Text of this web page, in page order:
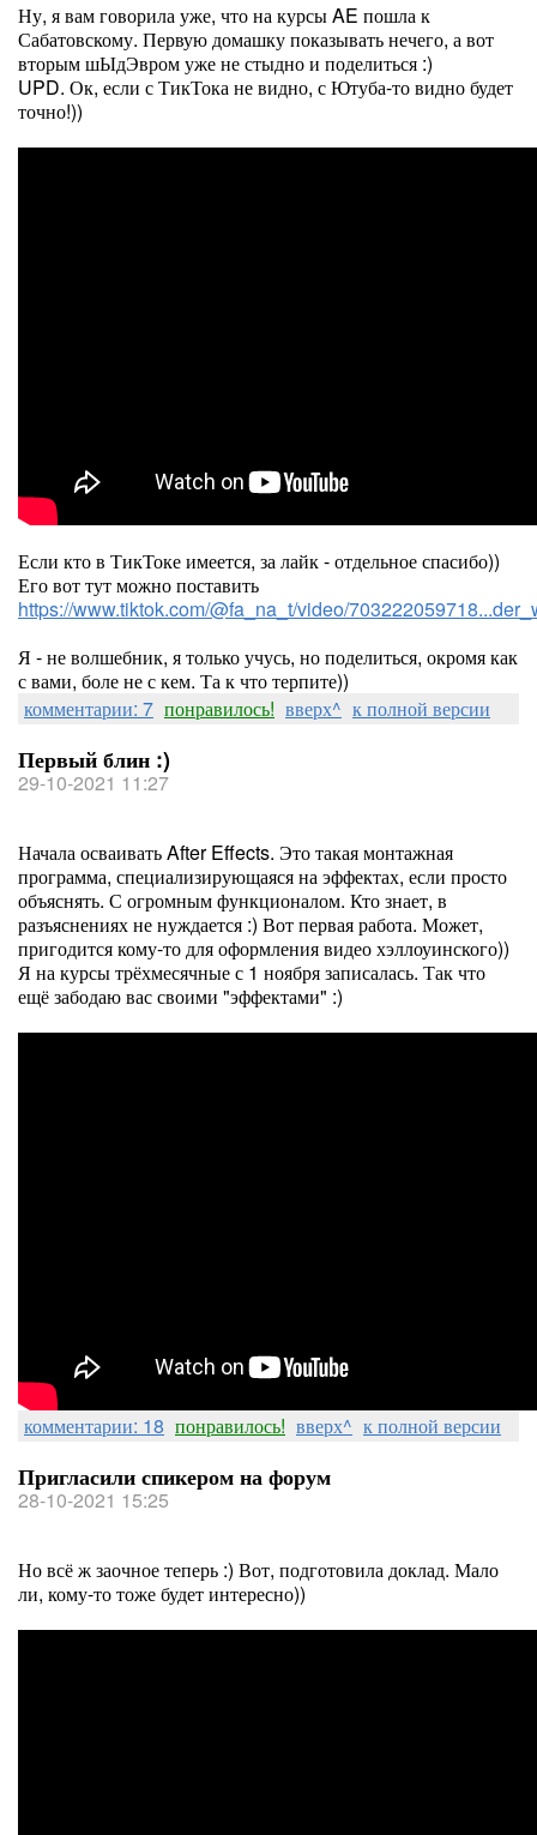
Ну, я вам говорила уже, что на курсы AE пошла к
Сабатовскому. Первую домашку показывать нечего, а вот
вторым шЫдЭвром уже не стыдно и поделиться :)
UPD. Ок, если с ТикТока не видно, с Ютуба-то видно будет
точно!))
Если кто в ТикТоке имеется, за лайк - отдельное спасибо))
Его вот тут можно поставить
https://www.tiktok.com/@fa_na_t/video/
Я - не волшебник, я только учусь, но поделиться, окромя как
с вами, боле не с кем. Та к что терпите))
комментарии: 7 понравилось! вверх^ к полной версии
Первый блин :)
29-10-2021 11:27
Начала осваивать After Effects. Это такая монтажная
программа, специализирующаяся на эффектах, если просто
объяснять. С огромным функционалом. Кто знает, в
разъяснениях не нуждается :) Вот первая работа. Может,
пригодится кому-то для оформления видео хэллоуинского))
Я на курсы трёхмесячные с 1 ноября записалась. Так что
ещё забодаю вас своими "эффектами" :)
комментарии: 18 понравилось! вверх^ к полной версии
Пригласили спикером на форум
28-10-2021 15:25
Но всё ж заочное теперь :) Вот, подготовила доклад. Мало
ли, кому-то тоже будет интересно))